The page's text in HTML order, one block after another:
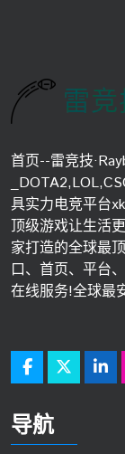
首页--雷竞技
具实力电竞平台
顶级游戏让生活
家打造的全球最
口、首页、平台
在线服务!全球最
导航